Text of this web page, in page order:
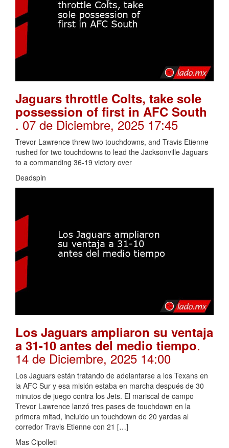
Jaguars throttle Colts, take sole
possession of first in AFC South
. 07 de Diciembre, 2025 17:45
Trevor Lawrence threw two touchdowns, and Travis Etienne
rushed for two touchdowns to lead the Jacksonville Jaguars
to a commanding 36-19 victory over
Deadspin
Los Jaguars ampliaron su ventaja
a 31-10 antes del medio tiempo.
14 de Diciembre, 2025 14:00
Los Jaguars están tratando de adelantarse a los Texans en
la AFC Sur y esa misión estaba en marcha después de 30
minutos de juego contra los Jets. El mariscal de campo
Trevor Lawrence lanzó tres pases de touchdown en la
primera mitad, incluido un touchdown de 20 yardas al
corredor Travis Etienne con 21 […]
Mas Cipolleti